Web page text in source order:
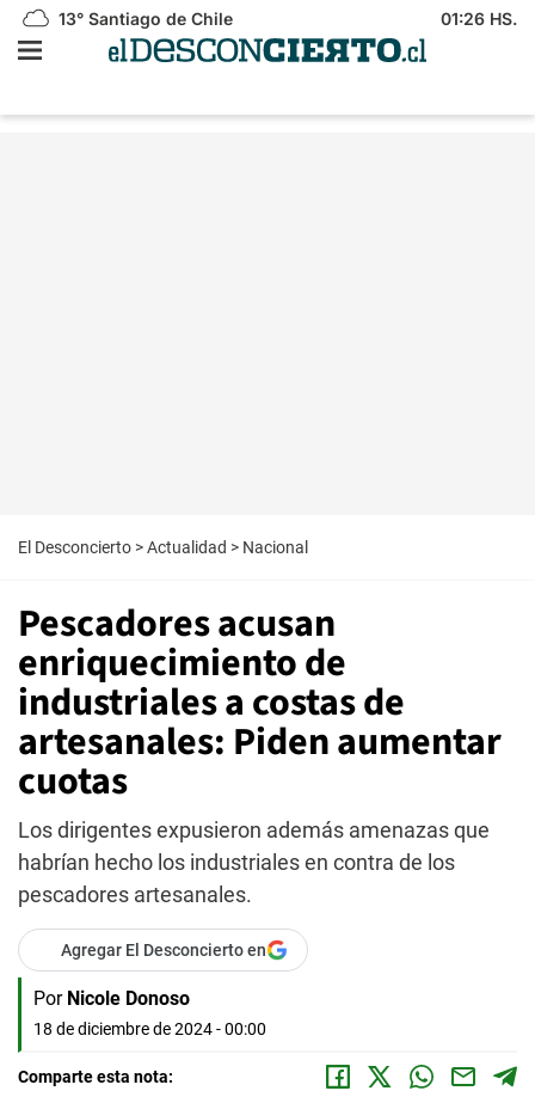
13° Santiago de Chile 01:26 HS.
El Desconcierto >Actualidad > Nacional
Pescadores acusan
enriquecimiento de
industriales a costas de
artesanales: Piden aumentar
cuotas
Los dirigentes expusieron además amenazas que
habrían hecho los industriales en contra de los
pescadores artesanales.
Agregar El Desconcierto en
Por Nicole Donoso
18 de diciembre de 2024 - 00:00
Comparte esta nota: